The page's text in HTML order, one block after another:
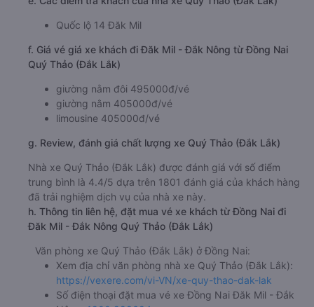
Quốc lộ 14 Đăk Mil
f. Giá vé giá xe khách đi Đăk Mil - Đắk Nông từ Đồng Nai
Quý Thảo (Đắk Lắk)
giường nằm đôi 495000đ/vé
giường nằm 405000đ/vé
limousine 405000đ/vé
g. Review, đánh giá chất lượng xe Quý Thảo (Đắk Lắk)
Nhà xe Quý Thảo (Đắk Lắk) được đánh giá với số điểm
trung bình là 4.4/5 dựa trên 1801 đánh giá của khách hàng
đã trải nghiệm dịch vụ của nhà xe này.
h. Thông tin liên hệ, đặt mua vé xe khách từ Đồng Nai đi
Đăk Mil - Đắk Nông Quý Thảo (Đắk Lắk)
Văn phòng xe Quý Thảo (Đắk Lắk) ở Đồng Nai:
Xem địa chỉ văn phòng nhà xe Quý Thảo (Đắk Lắk):
https://vexere.com/vi-VN/xe-quy-thao-dak-lak
Số điện thoại đặt mua vé xe Đồng Nai Đăk Mil - Đắk